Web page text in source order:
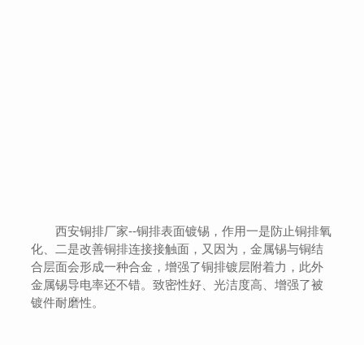
西安铜排厂家--铜排表面镀锡，作用一是防止铜排氧
化、二是改善铜排连接接触面，又因为，金属锡与铜结
合层面会形成一种合金，增强了铜排镀层附着力，此外
金属锡导电率还不错。致密性好、光洁度高、增强了被
镀件耐磨性。